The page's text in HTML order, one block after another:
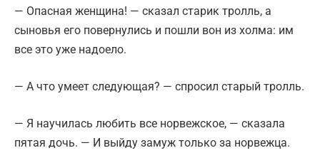
— Опасная женщина! — сказал старик тролль, а
сыновья его повернулись и пошли вон из холма: им
все это уже надоело.
— А что умеет следующая? — спросил старый тролль.
— Я научилась любить все норвежское, — сказала
пятая дочь. — И выйду замуж только за норвежца.